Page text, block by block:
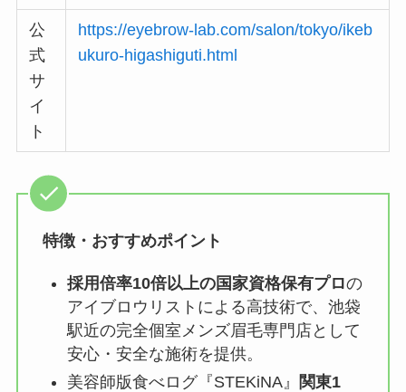
公
式
サ
イ
ト
https://eyebrow-lab.com/salon/tokyo/ikeb
ukuro-higashiguti.html
特徴・おすすめポイント
採用倍率10倍以上の国家資格保有プロの
アイブロウリストによる高技術で、池袋
駅近の完全個室メンズ眉毛専門店として
安心・安全な施術を提供。
美容師版食べログ『STEKiNA』
関東1